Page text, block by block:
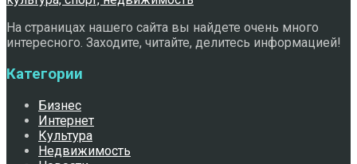
На страницах нашего сайта вы найдете очень много
интересного. Заходите, читайте, делитесь информацией!
Категории
Бизнес
Интернет
Культура
Недвижимость